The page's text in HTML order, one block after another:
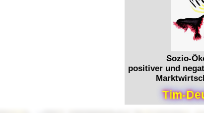
Sozio-
positiver und
Tim-De